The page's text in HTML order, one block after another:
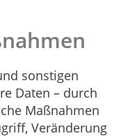
sonstigen
Daten – durch
Maßnahmen
Veränderung